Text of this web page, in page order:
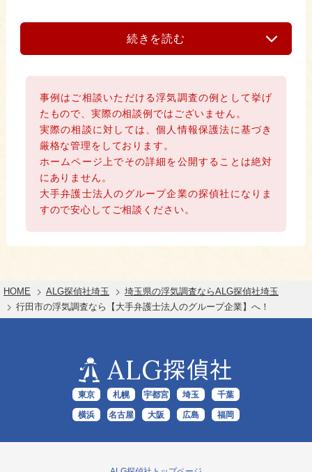
続きを読む
事例はご相談いただける浮気調査の例として挙げ
たもので、実際の相談例ではございません。
実際の相談に対しては、個人情報保護法に基づき
厳格な管理をしております。
ホームページ上でその詳細を公開することは絶対
にありません。
大手弁護士法人のグループ企業の探偵社になりま
すので安心してご相談ください。
HOME ALG探偵社埼玉
埼玉県の浮気調査ならALG探偵社埼玉
行田市の浮気調査なら【大手弁護士法人のグループ企業】へ！
ALG探偵社
東京 札幌 宇都宮 埼玉 千葉
横浜 名古屋 大阪 広島 福岡